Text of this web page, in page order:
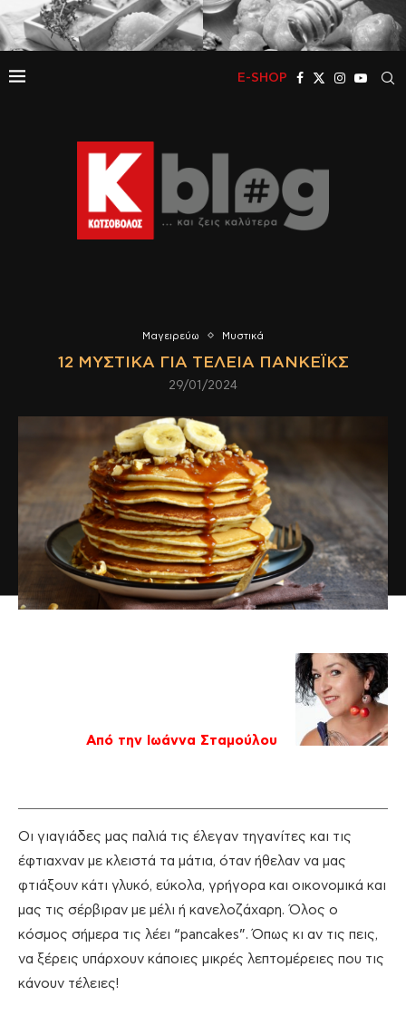
E-SHOP
Μαγειρεύω Μυστικά
12 ΜΥΣΤΙΚΆ ΓΙΑ ΤΈΛΕΙΑ ΠΑΝΚΈΙΚΣ
29/01/2024
Από την Ιωάννα Σταμούλου
Οι γιαγιάδες μας παλιά τις έλεγαν τηγανίτες και τις
έφτιαχναν με κλειστά τα μάτια, όταν ήθελαν να μας
φτιάξουν κάτι γλυκό, εύκολα, γρήγορα και οικονομικά και
μας τις σέρβιραν με μέλι ή κανελοζάχαρη. Όλος ο
κόσμος σήμερα τις λέει “pancakes”. Όπως κι αν τις πεις,
να ξέρεις υπάρχουν κάποιες μικρές λεπτομέρειες που τις
κάνουν τέλειες!